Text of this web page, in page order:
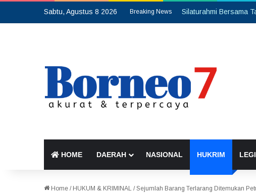
Sabtu, Agustus 8 2026 Breaking News
HOME DAERAH NASIONAL HUKRIM
Home / HUKUM & KRIMINAL / Sejumlah Barang Terlarang Ditemukan